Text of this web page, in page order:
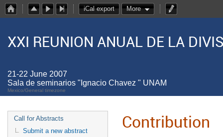
iCal export More
XXI REUNION ANUAL DE LA
21-22 June 2007
Sala de seminarios "Ignacio Chavez " UNAM
Mexico/General timezone
Call for Abstracts
Submit a new abstract
Contribution